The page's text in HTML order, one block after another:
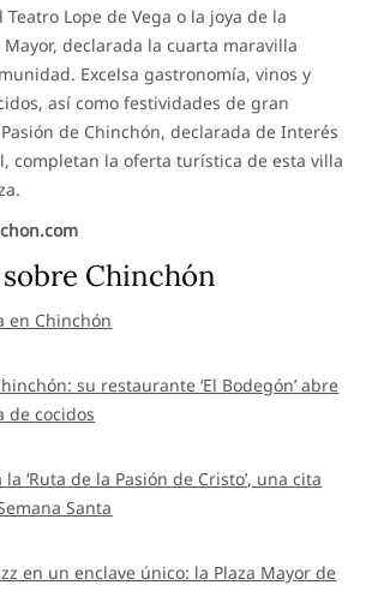
Lope de Vega o la joya de la
Mayor, declarada la cuarta maravilla
Excelsa gastronomía, vinos y
así como festividades de gran
de Chinchón, declarada de Interés
completan la oferta turística de esta villa
sobre Chinchón
en Chinchón
su restaurante ‘El Bodegón’ abre
de cocidos
‘Ruta de la Pasión de Cristo’, una cita
Santa
en un enclave único: la Plaza Mayor de